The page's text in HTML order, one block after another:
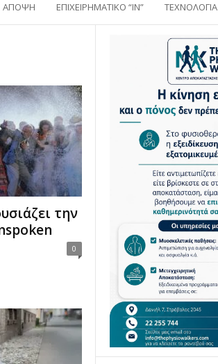
ΑΠΟΨΗ ΕΠΙΧΕΙΡΗΜΑΤΙΚΟ “IN” ΤΕΧΝΟΛΟΓΙΑ
την
0